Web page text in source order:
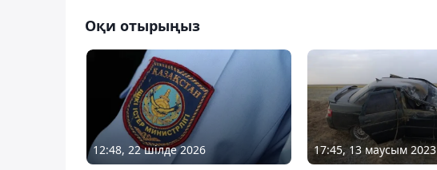
Оқи отырыңыз
12:48, 22 шілде 2026 17:45, 13 маусым 2023